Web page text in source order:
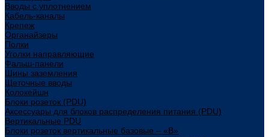
Вводы с уплотнением
Кабель-каналы
Крепеж
Органайзеры
Полки
Уголки направляющие
Фальш-панели
Шины заземления
Щеточные вводы
Колокейшн
Блоки розеток (PDU)
Аксессуары для блоков распределения питания (PDU)
Вертикальные PDU
Блоки розеток вертикальные базовые – «В»